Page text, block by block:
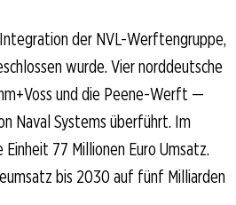
der NVL-Werftengruppe,
wurde. Vier norddeutsche
und die Peene-Werft —
Naval Systems überführt. Im
77 Millionen Euro Umsatz.
bis 2030 auf fünf Milliarden